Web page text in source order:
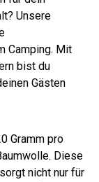
Unsere
Camping. Mit
bist du
Gästen
Gramm pro
Diese
nicht nur für